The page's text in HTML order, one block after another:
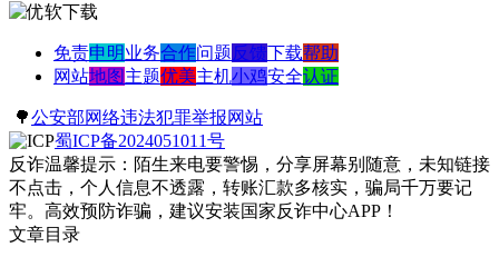
免责申明业务合作问题反馈下载帮助
网站地图 主题优美主机小鸡安全认证
🌳公安部网络违法犯罪举报网站
蜀ICP备2024051011号
反诈温馨提示：陌生来电要警惕，分享屏幕别随意，未知链接
不点击，个人信息不透露，转账汇款多核实，骗局千万要记
牢。高效预防诈骗，建议安装国家反诈中心APP！
文章目录